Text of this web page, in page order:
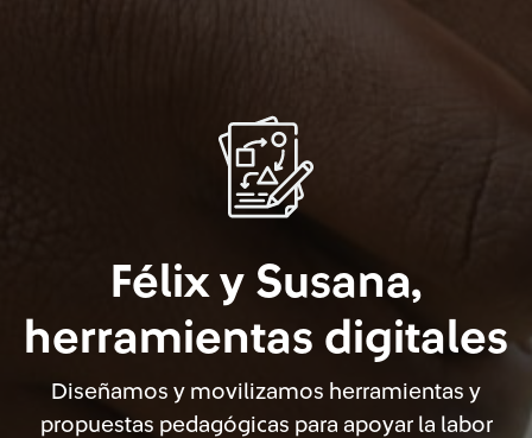
Félix y Susana,
herramientas digitales
Diseñamos y movilizamos herramientas y
propuestas pedagógicas para apoyar la labor